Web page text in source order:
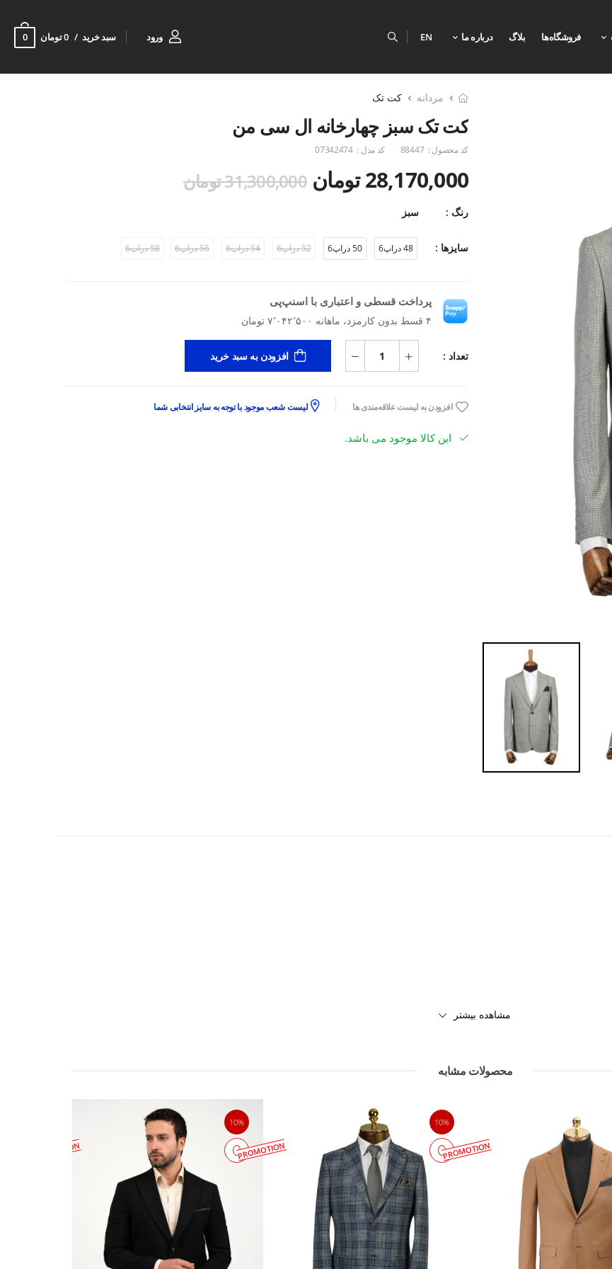
فروشگاه‌ها بلاگ درباره ما EN ورود سبد خرید 0 تومان 0
مردانه کت تک
کت تک سبز چهارخانه ال سی من
کد محصول : 88447 کد مدل : 07342474
28,170,000 تومان 31,300,000 تومان
رنگ : سبز
سایزها : 48 دراپ6 50 دراپ6 52 دراپ6 54 دراپ6 56 دراپ6 58 دراپ6
پرداخت قسطی و اعتباری با اسنپ‌پی
۴ قسط بدون کارمزد، ماهانه ۷٬۰۴۲٬۵۰۰ تومان
تعداد : افزودن به سبد خرید
افزودن به لیست علاقه‌مندی ها لیست شعب موجود با توجه به سایز انتخابی شما
این کالا موجود می باشد.
هستند. استفاده از کت تک، محدودیت‌های استفاده از کت و شلوار را ندارد و این شما هستید که
با یکپیراهنساده ست کنید و یک استایل نیمه رسمی داشته باشید یا آن را با یک تیشرت یقه گرد
کت‌های تک بسیار متنوع است. این گستردگی به شما این مکان را می‌دهد که تیپ‌های متنوع‌تری
کمی خلاقیت، می‌توانید تیپ‌های متفاوت و به روزی بپوشید و در میان اطرافیان خود بدرخشید.
مشاهده بیشتر
محصولات مشابه
10%
PROMOTION
10%
PROMOTION
PROMOTION